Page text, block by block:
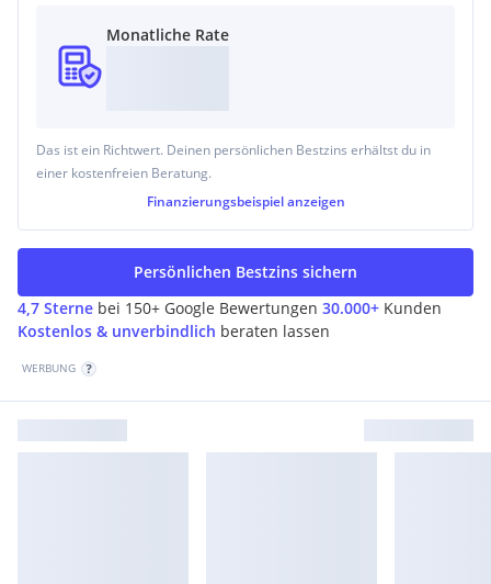
Monatliche Rate
Das ist ein Richtwert. Deinen persönlichen Bestzins erhältst du in
einer kostenfreien Beratung.
Finanzierungsbeispiel anzeigen
4,7 Sterne bei 150+ Google Bewertungen 30.000+ Kunden
Kostenlos & unverbindlich beraten lassen
Persönlichen Bestzins sichern
WERBUNG